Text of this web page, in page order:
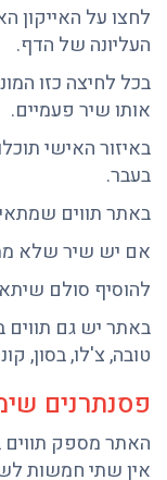
לחצו על
העליונה של הדף.
בכל לחיצה כזו
אותו שיר פעמיים.
באיזור האישי
בעבר.
באתר תווים
אם יש שיר שלא
להוסיף סולם
באתר יש גם תווים
טובה, צ'לו, בסון,
פסנתרנים
האתר מספק
אין שתי חמשות